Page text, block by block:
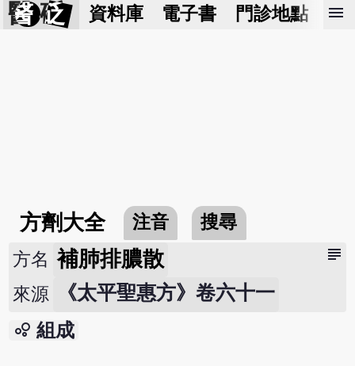
醫 砭 資料庫 電子書 門診地點 預
menu
方劑大全 注音 搜尋
subject
方名 補肺排膿散
來源 《太平聖惠方》卷六十一
bubble_chart 組成